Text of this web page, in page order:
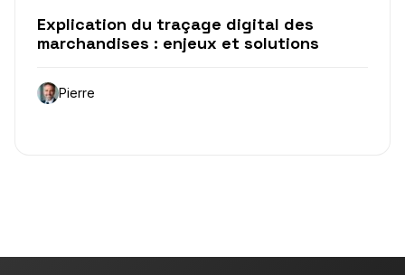
Explication du traçage digital des
marchandises : enjeux et solutions
Pierre